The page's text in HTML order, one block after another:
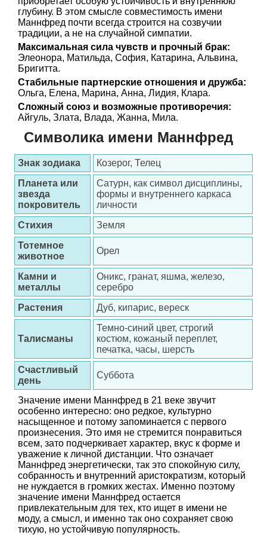
глубину. В этом смысле совместимость имени
Маннфред почти всегда строится на созвучии
традиции, а не на случайной симпатии.
Максимальная сила чувств и прочный брак:
Элеонора, Матильда, София, Катарина, Альвина,
Бригитта.
Стабильные партнерские отношения и дружба:
Ольга, Елена, Марина, Анна, Лидия, Клара.
Сложный союз и возможные противоречия:
Айгуль, Злата, Влада, Жанна, Мила.
Символика имени Маннфред
Знак зодиака
Козерог, Телец
Планета или
звезда
покровитель
Сатурн, как символ дисциплины,
формы и внутреннего каркаса
личности
Стихия
Земля
Тотемное
животное
Орел
Камни и
металлы
Оникс, гранат, яшма, железо,
серебро
Растения
Дуб, кипарис, вереск
Талисманы
Темно-синий цвет, строгий
костюм, кожаный переплет,
печатка, часы, шерсть
Счастливый
день
Суббота
Значение имени Маннфред в 21 веке звучит
особенно интересно: оно редкое, культурно
насыщенное и потому запоминается с первого
произнесения. Это имя не стремится понравиться
всем, зато подчеркивает характер, вкус к форме и
уважение к личной дистанции. Что означает
Маннфред энергетически, так это спокойную силу,
собранность и внутренний аристократизм, который
не нуждается в громких жестах. Именно поэтому
значение имени Маннфред остается
привлекательным для тех, кто ищет в имени не
моду, а смысл, и именно так оно сохраняет свою
тихую, но устойчивую популярность.